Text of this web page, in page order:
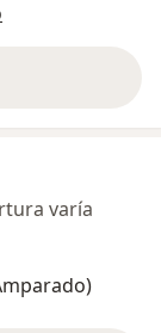
varía